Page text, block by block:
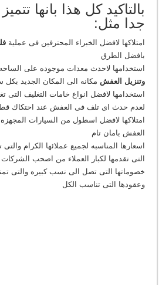
بالتاكيد كل هذا بانها
جدا مثل:
امتلاكها لافضل الخبراء المحترفين فى عملية
بافضل الطرق
استخدامها لاحدث معدات موجوده على
وتنزيل العفش مكانه الى المكان الجديد بكل
استخدامها لافضل انواع خامات التغليف التى
لعدم حدث اى تلف فى العفش عند احتكاك
امتلاكها لافضل اسطول من السيارات
العفش بامان تام
اسعارها المناسبه لجميع عملائها الكرام
التى تقدمها لكبار العملاء من اصحب الشركات
خصوماتها التى تصل الى نسب كبيره والتى
وعقودها التى تناسب الكل